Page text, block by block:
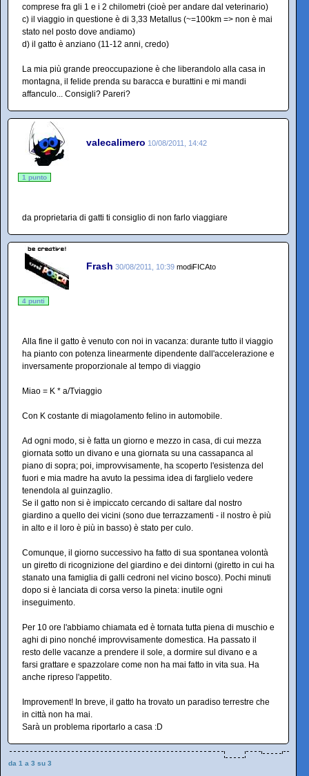
comprese fra gli 1 e i 2 chilometri (cioè per andare dal veterinario)
c) il viaggio in questione è di 3,33 Metallus (~=100km => non è mai
stato nel posto dove andiamo)
d) il gatto è anziano (11-12 anni, credo)
La mia più grande preoccupazione è che liberandolo alla casa in
montagna, il felide prenda su baracca e burattini e mi mandi
affanculo... Consigli? Pareri?
valecalimero 10/08/2011, 14:42
1 punto
da proprietaria di gatti ti consiglio di non farlo viaggiare
Frash 30/08/2011, 10:39 modiFICAto
4 punti
Alla fine il gatto è venuto con noi in vacanza: durante tutto il viaggio
ha pianto con potenza linearmente dipendente dall'accelerazione e
inversamente proporzionale al tempo di viaggio
Miao = K * a/Tviaggio
Con K costante di miagolamento felino in automobile.
Ad ogni modo, si è fatta un giorno e mezzo in casa, di cui mezza
giornata sotto un divano e una giornata su una cassapanca al
piano di sopra; poi, improvvisamente, ha scoperto l'esistenza del
fuori e mia madre ha avuto la pessima idea di farglielo vedere
tenendola al guinzaglio.
Se il gatto non si è impiccato cercando di saltare dal nostro
giardino a quello dei vicini (sono due terrazzamenti - il nostro è più
in alto e il loro è più in basso) è stato per culo.
Comunque, il giorno successivo ha fatto di sua spontanea volontà
un giretto di ricognizione del giardino e dei dintorni (giretto in cui ha
stanato una famiglia di galli cedroni nel vicino bosco). Pochi minuti
dopo si è lanciata di corsa verso la pineta: inutile ogni
inseguimento.
Per 10 ore l'abbiamo chiamata ed è tornata tutta piena di muschio e
aghi di pino nonché improvvisamente domestica. Ha passato il
resto delle vacanze a prendere il sole, a dormire sul divano e a
farsi grattare e spazzolare come non ha mai fatto in vita sua. Ha
anche ripreso l'appetito.
Improvement! In breve, il gatto ha trovato un paradiso terrestre che
in città non ha mai.
Sarà un problema riportarlo a casa :D
da 1 a 3 su 3